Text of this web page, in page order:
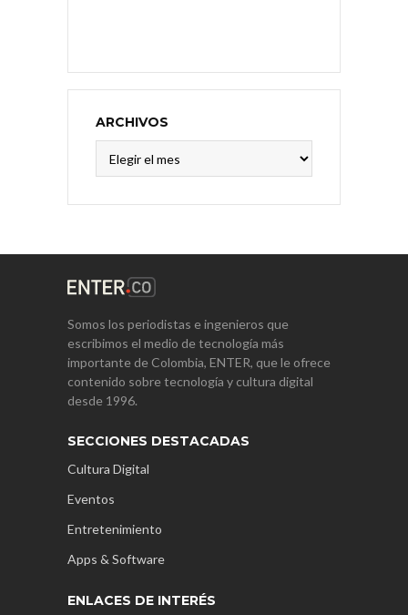
ARCHIVOS
Somos los periodistas e ingenieros que
escribimos el medio de tecnología más
importante de Colombia, ENTER, que le ofrece
contenido sobre tecnología y cultura digital
desde 1996.
SECCIONES DESTACADAS
Cultura Digital
Eventos
Entretenimiento
Apps & Software
ENLACES DE INTERÉS